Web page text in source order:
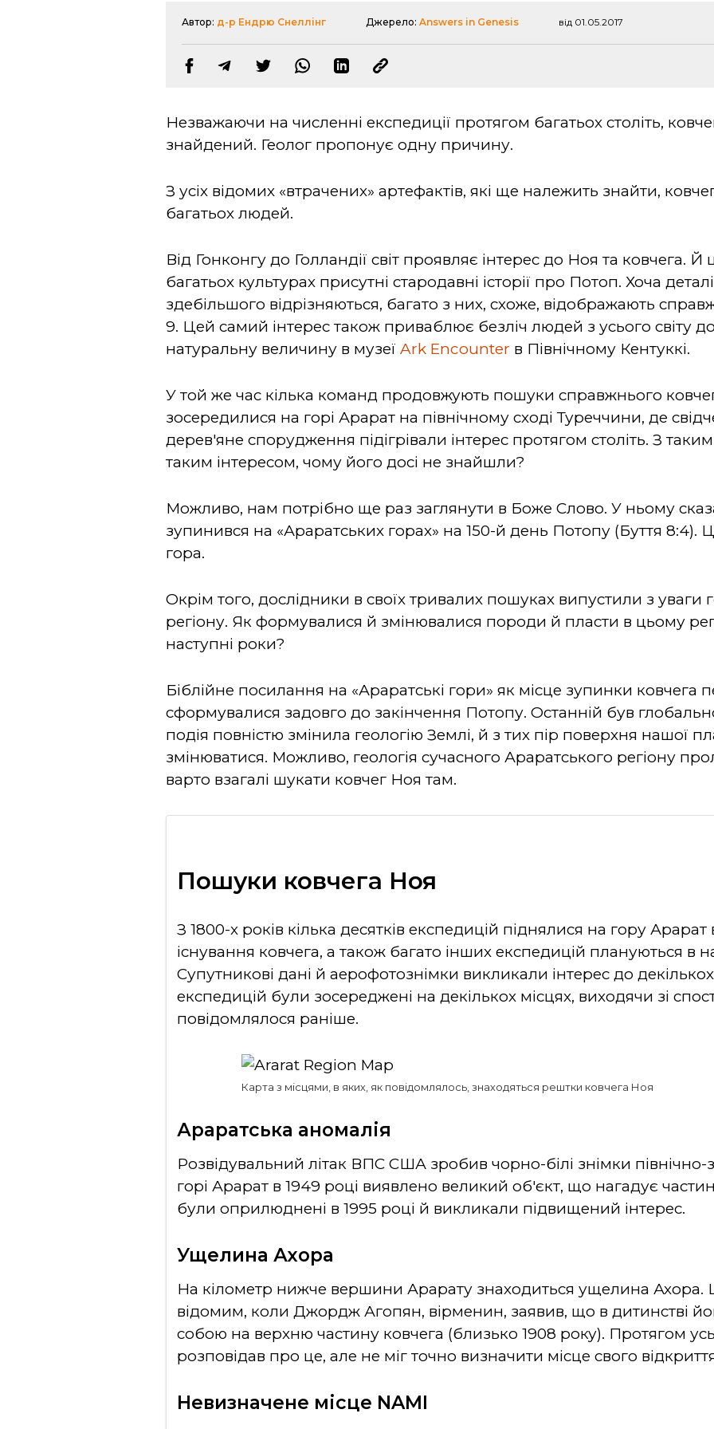
Автор: д-р Ендрю Снеллінг Джерело:Answers in Genesis від 01.05.2017
Незважаючи на численні експедиції протягом багатьох століть,
знайдений. Геолог пропонує одну причину.
З усіх відомих «втрачених» артефактів, які ще належить знайти,
багатьох людей.
Від Гонконгу до Голландії світ проявляє інтерес до Ноя та ковчега.
багатьох культурах присутні стародавні історії про Потоп. Хоча
здебільшого відрізняються, багато з них, схоже, відображають
9. Цей самий інтерес також приваблює безліч людей з усього світу до
натуральну величину в музеїArk Encounter в Північному Кентуккі.
У той же час кілька команд продовжують пошуки справжнього
зосередилися на горі Арарат на північному сході Туреччини, де
дерев'яне спорудження підігрівали інтерес протягом століть. З
таким інтересом, чому його досі не знайшли?
Можливо, нам потрібно ще раз заглянути в Боже Слово. У ньому
зупинився на «Араратських горах» на 150-й день Потопу (Буття 8:4).
гора.
Окрім того, дослідники в своїх тривалих пошуках випустили з уваги
регіону. Як формувалися й змінювалися породи й пласти в цьому
наступні роки?
Біблійне посилання на «Араратські гори» як місце зупинки ковчега
сформувалися задовго до закінчення Потопу. Останній був
подія повністю змінила геологію Землі, й з тих пір поверхня нашої
змінюватися. Можливо, геологія сучасного Араратського регіону
варто взагалі шукати ковчег Ноя там.
Пошуки ковчега Ноя
З 1800-х років кілька десятків експедицій піднялися на гору
існування ковчега, а також багато інших експедицій плануються в
Супутникові дані й аерофотознімки викликали інтерес до декількох
експедицій були зосереджені на декількох місцях, виходячи зі
повідомлялося раніше.
Карта з місцями, в яких, як повідомлялось, знаходяться рештки ковчега Ноя
Араратська аномалія
Розвідувальний літак ВПС США зробив чорно-білі знімки північно-
горі Арарат в 1949 році виявлено великий об'єкт, що нагадує
були оприлюднені в 1995 році й викликали підвищений інтерес.
Ущелина Ахора
На кілометр нижче вершини Арарату знаходиться ущелина Ахора.
відомим, коли Джордж Агопян, вірменин, заявив, що в дитинстві
собою на верхню частину ковчега (близько 1908 року). Протягом
розповідав про це, але не міг точно визначити місце свого
Невизначене місце NAMI